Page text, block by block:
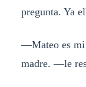
pregunta. Ya
—Mateo es mi
madre. —le